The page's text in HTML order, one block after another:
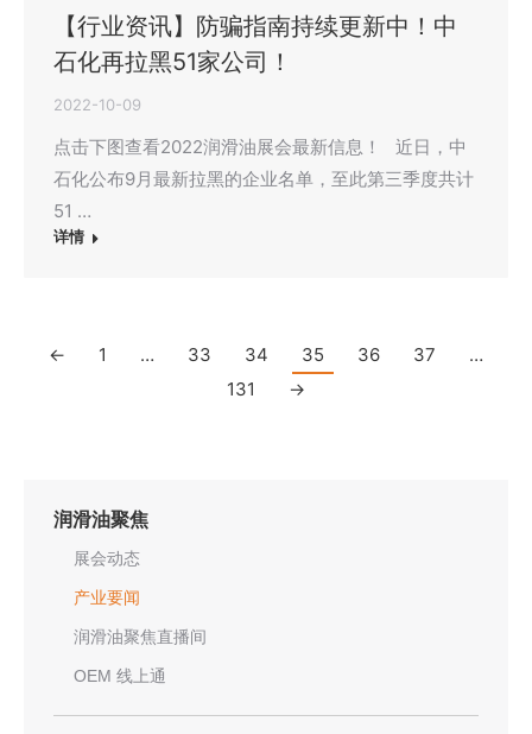
【行业资讯】防骗指南持续更新中！中
石化再拉黑51家公司！
2022-10-09
点击下图查看2022润滑油展会最新信息！ 近日，中
石化公布9月最新拉黑的企业名单，至此第三季度共计
51 …
详情
← 1 … 33 34 35 36 37
…
131
→
润滑油聚焦
展会动态
产业要闻
润滑油聚焦直播间
OEM 线上通